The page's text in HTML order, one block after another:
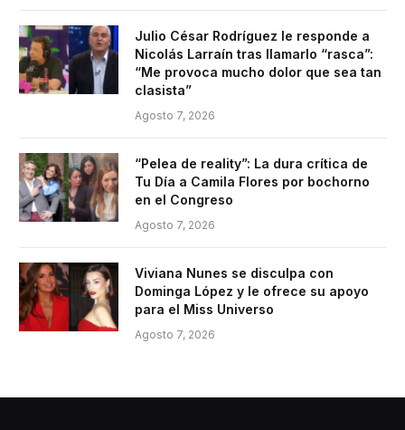
Julio César Rodríguez le responde a
Nicolás Larraín tras llamarlo “rasca”:
“Me provoca mucho dolor que sea tan
clasista”
Agosto 7, 2026
“Pelea de reality”: La dura crítica de
Tu Día a Camila Flores por bochorno
en el Congreso
Agosto 7, 2026
Viviana Nunes se disculpa con
Dominga López y le ofrece su apoyo
para el Miss Universo
Agosto 7, 2026